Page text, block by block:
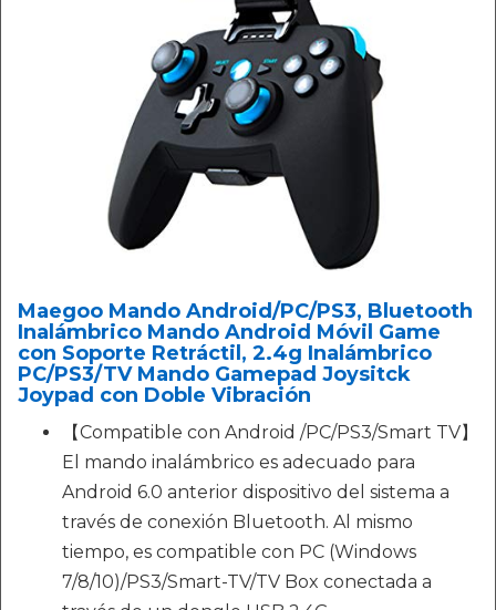
Maegoo Mando Android/PC/PS3, Bluetooth
Inalámbrico Mando Android Móvil Game
con Soporte Retráctil, 2.4g Inalámbrico
PC/PS3/TV Mando Gamepad Joysitck
Joypad con Doble Vibración
【Compatible con Android /PC/PS3/Smart TV】
El mando inalámbrico es adecuado para
Android 6.0 anterior dispositivo del sistema a
través de conexión Bluetooth. Al mismo
tiempo, es compatible con PC (Windows
7/8/10)/PS3/Smart-TV/TV Box conectada a